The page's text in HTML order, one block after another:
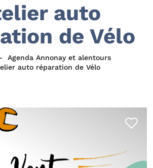
auto
de Vélo
Agenda Annonay et alentours
auto réparation de Vélo